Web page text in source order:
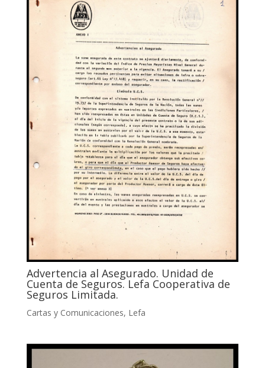
Advertencia al Asegurado. Unidad de
Cuenta de Seguros. Lefa Cooperativa de
Seguros Limitada.
Cartas y Comunicaciones, Lefa